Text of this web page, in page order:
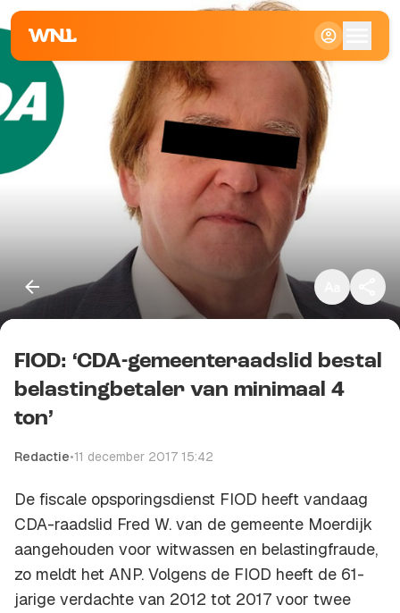
Klein
Standaard
Groot
Kopieer link
FIOD: ‘CDA-gemeenteraadslid bestal
belastingbetaler van minimaal 4
ton’
Redactie•11 december 2017 15:42
De fiscale opsporingsdienst FIOD heeft vandaag
CDA-raadslid Fred W. van de gemeente Moerdijk
aangehouden voor witwassen en belastingfraude,
zo meldt het ANP. Volgens de FIOD heeft de 61-
jarige verdachte van 2012 tot 2017 voor twee